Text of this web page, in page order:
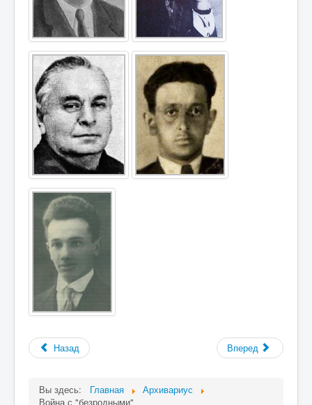
Назад Вперед
Вы здесь: Главная
Архивариус
Война с "безродными"